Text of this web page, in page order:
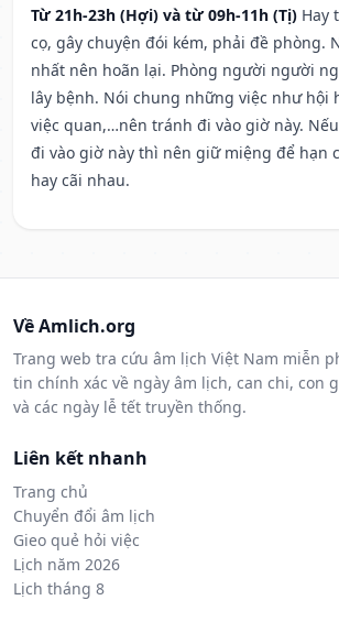
Từ 21h-23h (Hợi) và từ 09h-11h (Tị) Hay
cọ, gây chuyện đói kém, phải đề phòng.
nhất nên hoãn lại. Phòng người người
lây bệnh. Nói chung những việc như hội
việc quan,…nên tránh đi vào giờ này.
đi vào giờ này thì nên giữ miệng để hạn
hay cãi nhau.
Về Amlich.org
Trang web tra cứu âm lịch Việt Nam miễn
tin chính xác về ngày âm lịch, can chi, con
và các ngày lễ tết truyền thống.
Liên kết nhanh
Trang chủ
Chuyển đổi âm lịch
Gieo quẻ hỏi việc
Lịch năm 2026
Lịch tháng 8